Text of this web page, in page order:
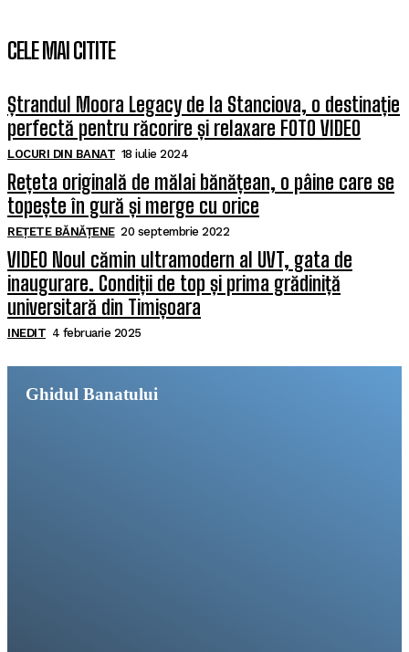
CELE MAI CITITE
Ștrandul Moora Legacy de la Stanciova, o destinație
perfectă pentru răcorire și relaxare FOTO VIDEO
LOCURI DIN BANAT 18 iulie 2024
Rețeta originală de mălai bănățean, o pâine care se
topește în gură și merge cu orice
REȚETE BĂNĂȚENE 20 septembrie 2022
VIDEO Noul cămin ultramodern al UVT, gata de
inaugurare. Condiții de top și prima grădiniță
universitară din Timișoara
INEDIT 4 februarie 2025
Ghidul Banatului